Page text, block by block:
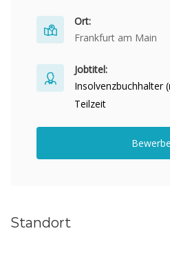
Ort:
Frankfurt am Main
Jobtitel:
Insolvenzbuchhalter
Teilzeit
Standort